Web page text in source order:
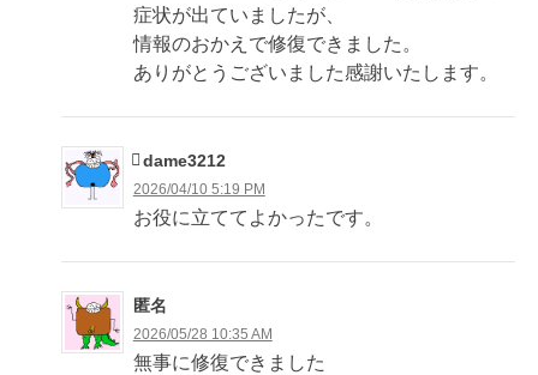
症状が出ていましたが、
情報のおかえで修復できました。
ありがとうございました感謝いたします。
dame3212
2026/04/10 5:19 PM
お役に立ててよかったです。
匿名
2026/05/28 10:35 AM
無事に修復できました